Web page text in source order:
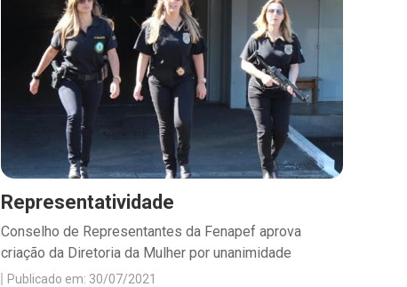
Representatividade
Conselho de Representantes da Fenapef aprova
criação da Diretoria da Mulher por unanimidade
Publicado em: 30/07/2021